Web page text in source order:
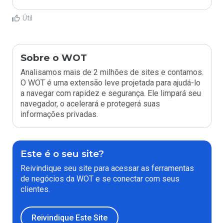
Útil
Sobre o WOT
Analisamos mais de 2 milhões de sites e contamos.
O WOT é uma extensão leve projetada para ajudá-lo
a navegar com rapidez e segurança. Ele limpará seu
navegador, o acelerará e protegerá suas
informações privadas.
Este é o seu site?
Reivindique seu site para acessar as ferramentas
de negócios da WOT e se conectar com seus
clientes.
Reivindique Este Site